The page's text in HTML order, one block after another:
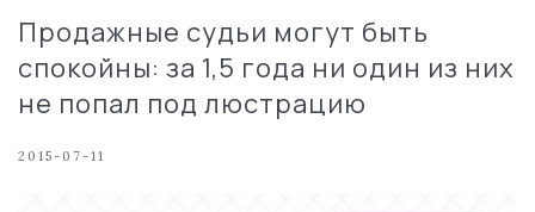
Продажные судьи могут быть
спокойны: за 1,5 года ни один из них
не попал под люстрацию
2015-07-11